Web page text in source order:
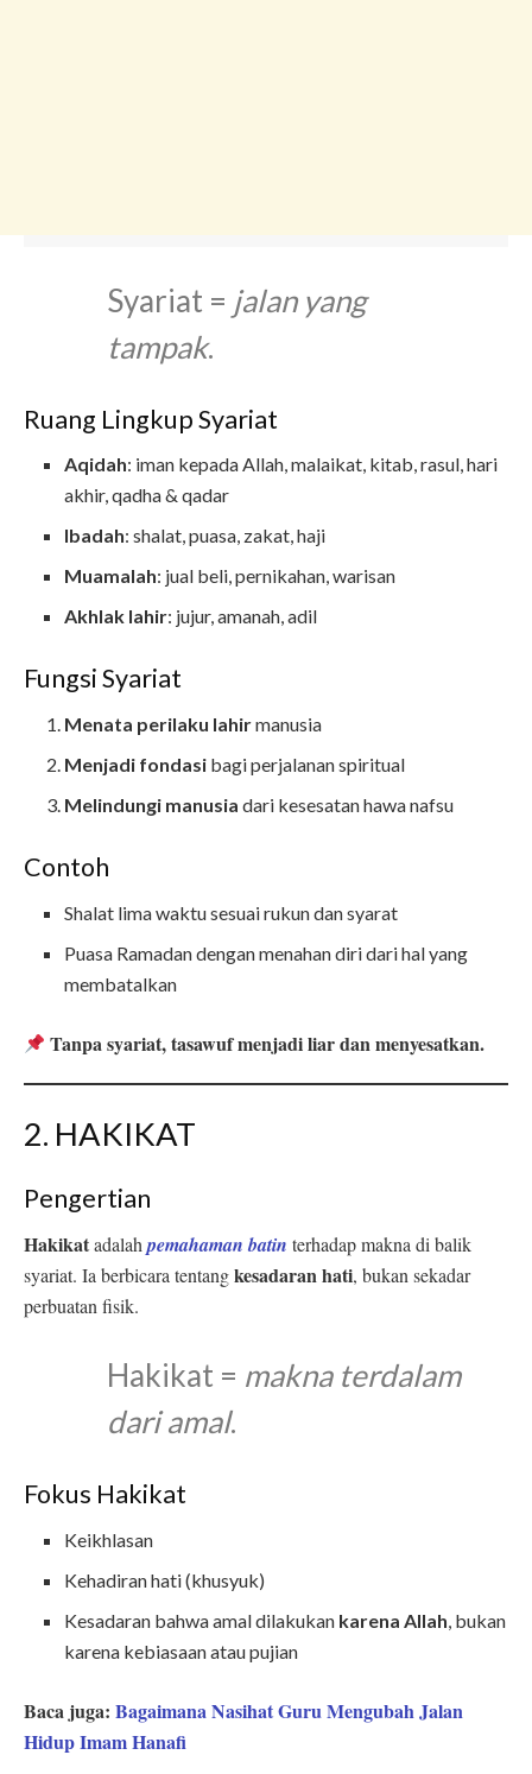
Syariat = jalan yang
tampak.
Ruang Lingkup Syariat
Aqidah: iman kepada Allah, malaikat, kitab, rasul, hari
akhir, qadha & qadar
Ibadah: shalat, puasa, zakat, haji
Muamalah: jual beli, pernikahan, warisan
Akhlak lahir: jujur, amanah, adil
Fungsi Syariat
Menata perilaku lahirmanusia
Menjadi fondasi bagi perjalanan spiritual
Melindungi manusia dari kesesatan hawa nafsu
Contoh
Shalat lima waktu sesuai rukun dan syarat
Puasa Ramadan dengan menahan diri dari hal yang
membatalkan
Tanpa syariat, tasawuf menjadi liar dan menyesatkan.
2. HAKIKAT
Pengertian
Hakikatadalah pemahaman batin terhadap makna di balik
syariat. Ia berbicara tentangkesadaran hati, bukan sekadar
perbuatan fisik.
Hakikat = makna terdalam
dari amal.
Fokus Hakikat
Keikhlasan
Kehadiran hati (khusyuk)
Kesadaran bahwa amal dilakukan karena Allah , bukan
karena kebiasaan atau pujian
Baca juga: Bagaimana Nasihat Guru Mengubah Jalan
Hidup Imam Hanafi